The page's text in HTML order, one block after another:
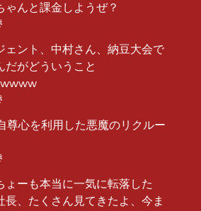
ゃんと課金しようぜ？
ェント、中村さん、納豆大会で
だがどういうこと
尊心を利用した悪魔のリクルー
ょーも本当に一気に転落した
長、たくさん見てきたよ、今ま